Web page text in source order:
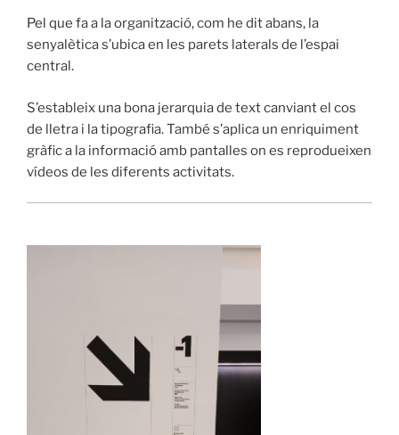
Pel que fa a la organització, com he dit abans, la
senyalètica s’ubica en les parets laterals de l’espai
central.
S’estableix una bona jerarquia de text canviant el cos
de lletra i la tipografia. També s’aplica un enriquiment
gràfic a la informació amb pantalles on es reprodueixen
vídeos de les diferents activitats.